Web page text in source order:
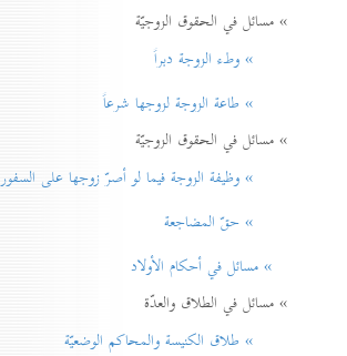
» مسائل في الحقوق الزوجيّة
» وطء الزوجة دبراً
» طاعة الزوجة لزوجها شرعاً
» مسائل في الحقوق الزوجيّة
» وظيفة الزوجة فيما لو أصرّ زوجها على السفور
» حقّ المضاجعة
» مسائل في أحكام الأولاد
» مسائل في الطلاق والعدّة
» طلاق الكنيسة والمحاكم الوضعيّة